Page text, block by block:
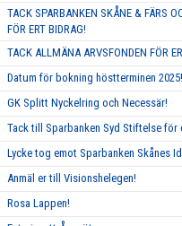
TACK SPARBANKEN SKÅNE & FÄRS
FÖR ERT BIDRAG!
TACK ALLMÄNA ARVSFONDEN FÖR
Datum för bokning höstterminen 2025!
GK Splitt Nyckelring och Necessär!
Tack till Sparbanken Syd Stiftelse för
Lycke tog emot Sparbanken Skånes
Anmäl er till Visionshelegen!
Rosa Lappen!